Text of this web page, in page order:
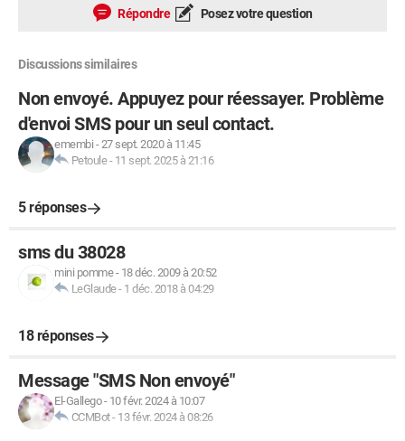
Répondre Posez votre question
Discussions similaires
Non envoyé. Appuyez pour réessayer. Problème
d'envoi SMS pour un seul contact.
emembi -27 sept. 2020 à 11:45
Petoule- 11 sept. 2025 à 21:16
5 réponses
sms du 38028
mini pomme- 18 déc. 2009 à 20:52
LeGlaude- 1 déc. 2018 à 04:29
18 réponses
Message "SMS Non envoyé"
El-Gallego- 10 févr. 2024 à 10:07
CCMBot- 13 févr. 2024 à 08:26